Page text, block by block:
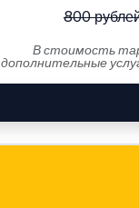
800
В стоимость
дополнительные